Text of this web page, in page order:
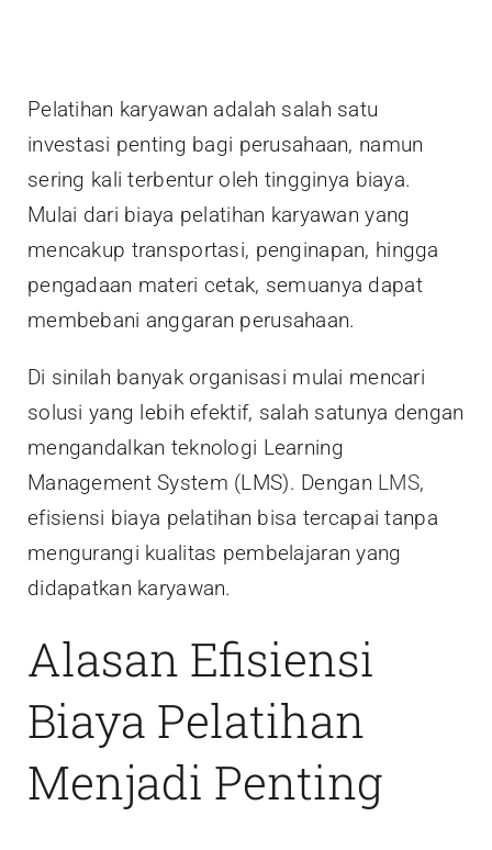
Pelatihan karyawan adalah salah satu
investasi penting bagi perusahaan, namun
sering kali terbentur oleh tingginya biaya.
Mulai dari biaya pelatihan karyawan yang
mencakup transportasi, penginapan, hingga
pengadaan materi cetak, semuanya dapat
membebani anggaran perusahaan.
Di sinilah banyak organisasi mulai mencari
solusi yang lebih efektif, salah satunya dengan
mengandalkan teknologi Learning
Management System (LMS). Dengan LMS,
efisiensi biaya pelatihan bisa tercapai tanpa
mengurangi kualitas pembelajaran yang
didapatkan karyawan.
Alasan Efisiensi
Biaya Pelatihan
Menjadi Penting